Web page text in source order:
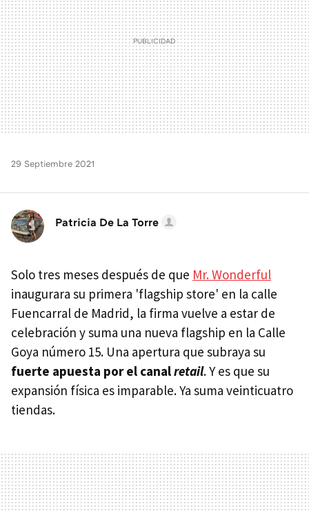
29 Septiembre 2021
Patricia De La Torre
Solo tres meses después de que Mr. Wonderful
inaugurara su primera 'flagship store' en la calle
Fuencarral de Madrid, la firma vuelve a estar de
celebración y suma una nueva flagship en la Calle
Goya número 15. Una apertura que subraya su
fuerte apuesta por el canalretail. Y es que su
expansión física es imparable. Ya suma veinticuatro
tiendas.